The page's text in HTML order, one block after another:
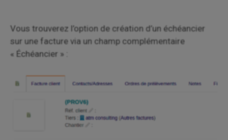
Vous trouverez l’option de création d’un échéancier
sur une facture via un champ complémentaire
« Échéancier » :